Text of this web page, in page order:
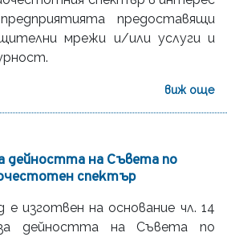
предоставящи
мрежи и/или услуги и
виж още
дейността на Съвета по
спектър
изготвен на основание чл. 14
дейността на Съвета по